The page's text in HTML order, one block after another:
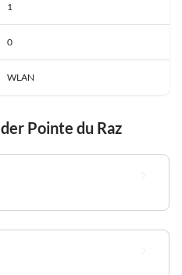
1
0
WLAN
Pointe du Raz